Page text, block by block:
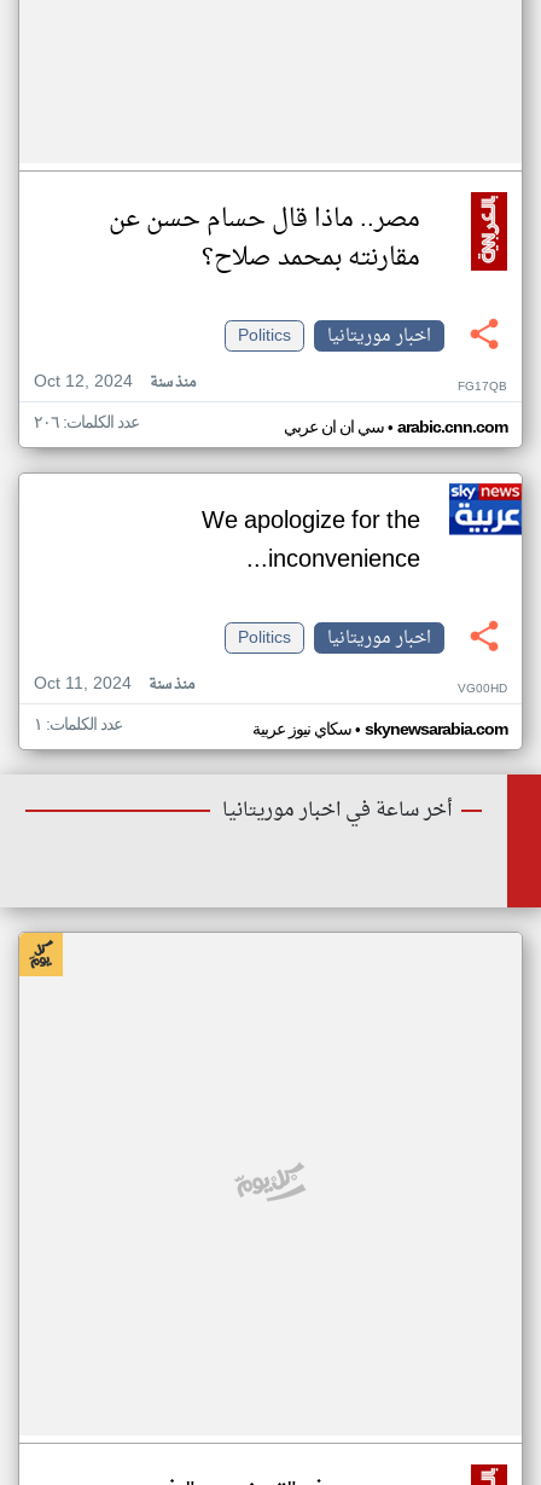
مصر.. ماذا قال حسام حسن عن
مقارنته بمحمد صلاح؟
اخبار موريتانيا
Politics
Oct 12, 2024
منذ سنة FG17QB
سي ان ان عربي• arabic.cnn.com عدد الكلمات: ٢٠٦
We apologize for the
inconvenience...
اخبار موريتانيا
Politics
Oct 11, 2024
منذ سنة VG00HD
سكاي نيوز عربية• skynewsarabia.com عدد الكلمات: ١
أخر ساعة في اخبار موريتانيا